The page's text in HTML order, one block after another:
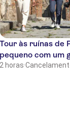
Tour às ruínas de
pequeno com um
2 horas·